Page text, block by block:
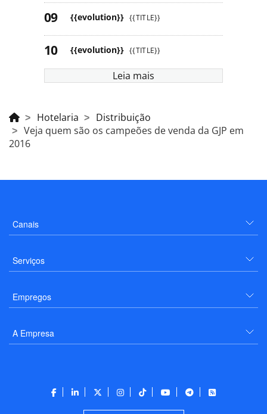
{{evolution}} {{TITLE}}
{{evolution}} {{TITLE}}
Leia mais
Hotelaria
Distribuição
Veja quem são os campeões de venda da GJP em
2016
Canais
Serviços
Empregos
A Empresa